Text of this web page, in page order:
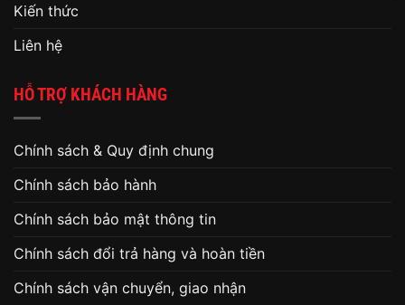
Kiến thức
Liên hệ
HỖ TRỢ KHÁCH HÀNG
Chính sách & Quy định chung
Chính sách bảo hành
Chính sách bảo mật thông tin
Chính sách đổi trả hàng và hoàn tiền
Chính sách vận chuyển, giao nhận